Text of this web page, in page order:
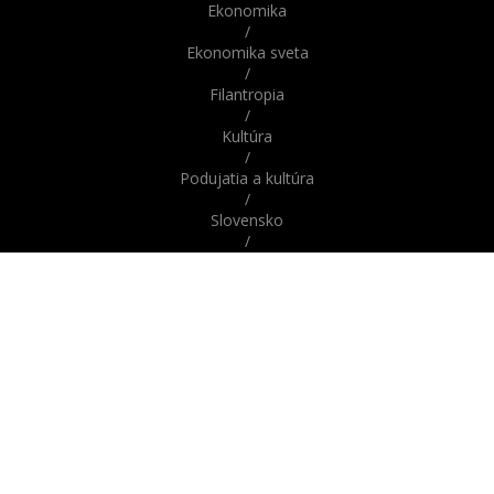
Ekonomika
/
Ekonomika sveta
/
Filantropia
/
Kultúra
/
Podujatia a kultúra
/
Slovensko
/